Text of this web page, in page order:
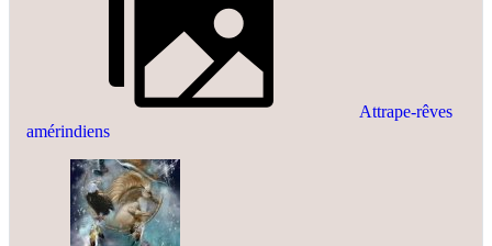
Attrape-rêves
amérindiens